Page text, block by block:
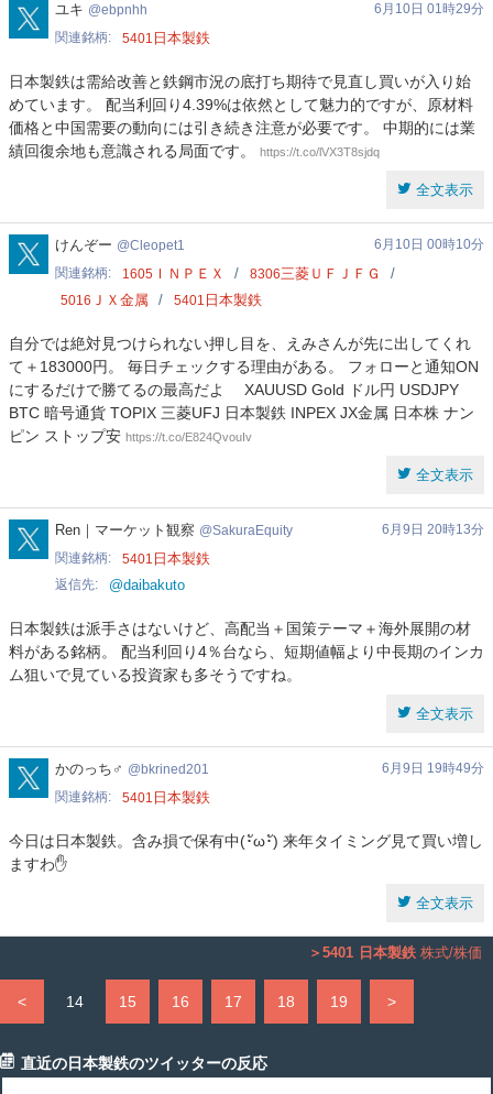
ebpnhh
ユキ ebpnhh
6月10日 01時29分
関連銘柄
5401 日本製鉄
日本製鉄は需給改善と鉄鋼市況の底打ち期待で見直し買いが入り始
めています。 配当利回り4.39%は依然として魅力的ですが、原材料
価格と中国需要の動向には引き続き注意が必要です。 中期的には業
績回復余地も意識される局面です。
https://t.co/lVX3T8sjdq
全文表示
Cleopet1
けんぞー Cleopet1
6月10日 00時10分
関連銘柄
1605 ＩＮＰＥＸ 8306三菱ＵＦＪＦＧ
5016 ＪＸ金属 5401 日本製鉄
自分では絶対見つけられない押し目を、えみさんが先に出してくれ
て＋183000円。 毎日チェックする理由がある。 フォローと通知ON
にするだけで勝てるの最高だよ XAUUSD Gold ドル円 USDJPY
BTC 暗号通貨 TOPIX 三菱UFJ 日本製鉄 INPEX JX金属 日本株 ナン
ピン ストップ安 https://t.co/E824QvouIv
全文表示
SakuraEquity
Ren｜マーケット観察 SakuraEquity
6月9日 20時13分
関連銘柄
5401 日本製鉄
返信先 @daibakuto
日本製鉄は派手さはないけど、高配当＋国策テーマ＋海外展開の材
料がある銘柄。 配当利回り4％台なら、短期値幅より中長期のインカ
ム狙いで見ている投資家も多そうですね。
全文表示
bkrined201
かのっち♂ bkrined201
6月9日 19時49分
関連銘柄
5401 日本製鉄
今日は日本製鉄。含み損で保有中(･ัω･ั) 来年タイミング見て買い増し
ますわ✋️
全文表示
5401 日本製鉄 株式/株価
< 14 15 16 17 18 19 >
直近の日本製鉄のツイッターの反応